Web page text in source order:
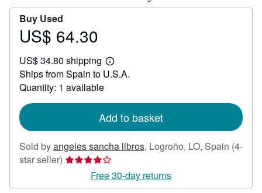
Buy Used
Price
64.30
US$ 64.30
US$ 34.80 shipping
Learn
more
Ships from Spain to U.S.A.
Quantity: 1 available
Add to basket
Sold byangeles sancha libros, Logroño, LO, Spain (4-
star seller) Seller
4
Free 30-day returns